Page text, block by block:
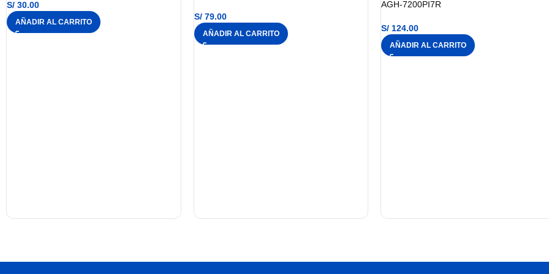
S/ 30.00
AÑADIR AL CARRITO
S/79.00
AÑADIR AL CARRITO
AGH-7200PI7R
S/ 124.00
AÑADIR AL CARRITO